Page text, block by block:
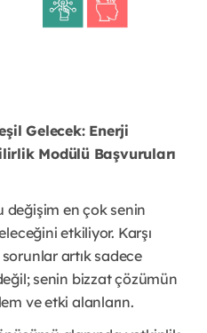
Gelecek: Enerji
Modülü Başvuruları
değişim en çok senin
etkiliyor. Karşı
sorunlar artık sadece
senin bizzat çözümün
ve etki alanların.